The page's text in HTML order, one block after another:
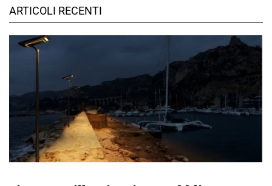
ARTICOLI RECENTI